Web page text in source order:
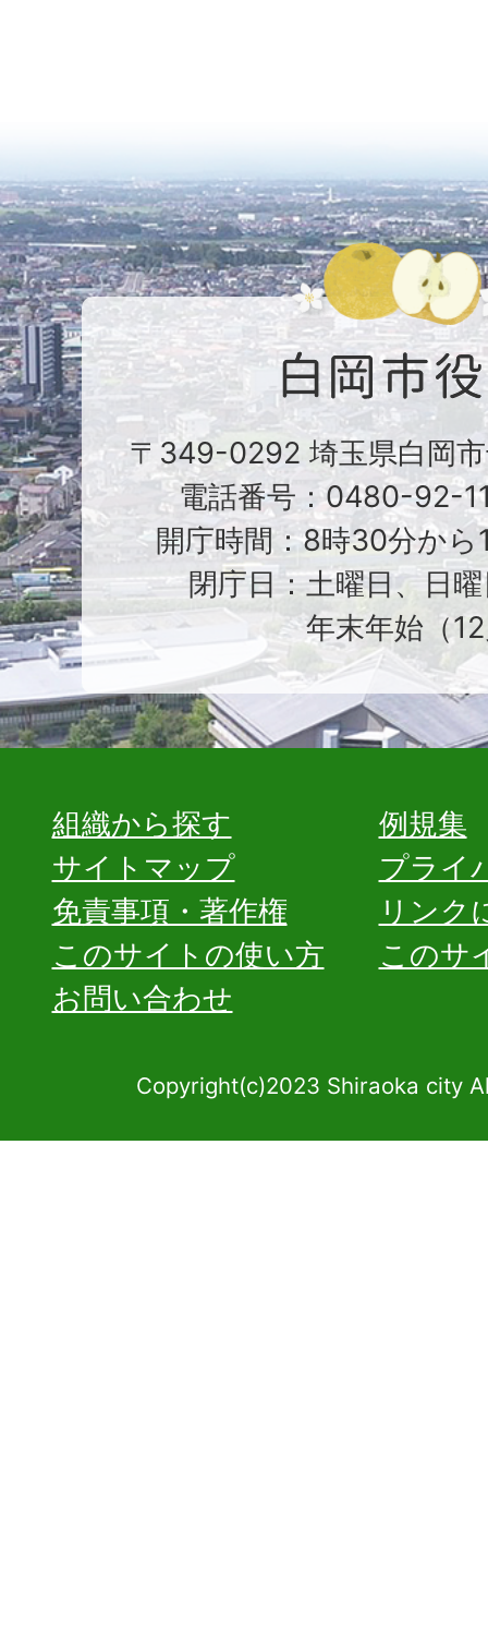
〒349-0292 埼玉県白岡
電話番号：0480-92-
開庁時間：8時30分から
閉庁日：土曜日、日
年末年始（
組織から探す
例規集
サイトマップ
プライ
免責事項・著作権
リンク
このサイトの使い方
このサ
お問い合わせ
Copyright(c)2023 Shiraoka city